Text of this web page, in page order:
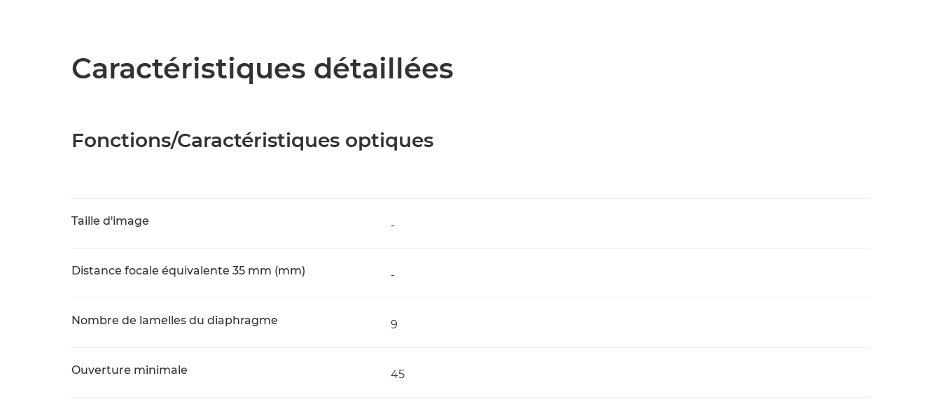
Caractéristiques détaillées
Fonctions/Caractéristiques optiques
Taille d'image -
Distance focale équivalente 35 mm (mm) -
Nombre de lamelles du diaphragme 9
Ouverture minimale 45